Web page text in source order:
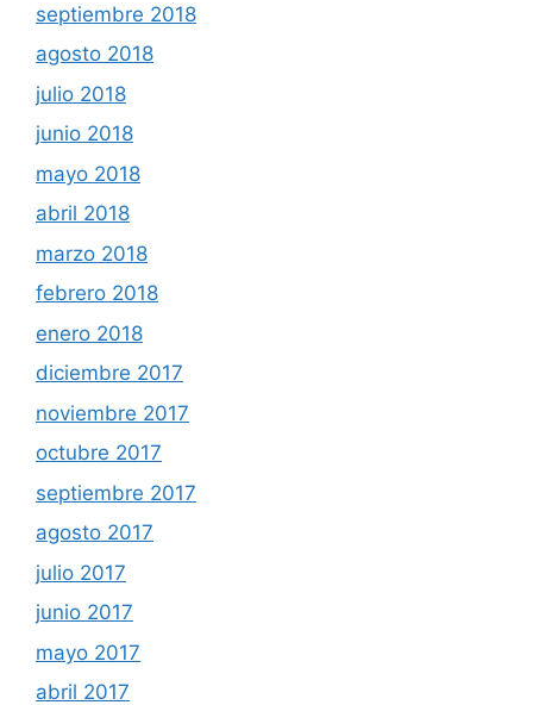
septiembre 2018
agosto 2018
julio 2018
junio 2018
mayo 2018
abril 2018
marzo 2018
febrero 2018
enero 2018
diciembre 2017
noviembre 2017
octubre 2017
septiembre 2017
agosto 2017
julio 2017
junio 2017
mayo 2017
abril 2017